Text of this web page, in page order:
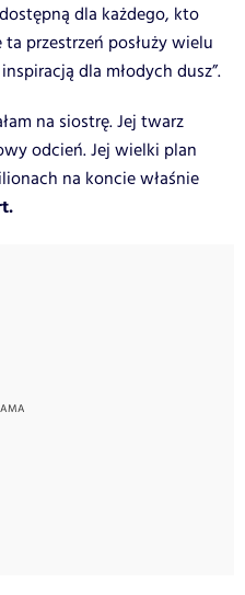
dla każdego, kto
przestrzeń posłuży wielu
dla młodych dusz”.
na siostrę. Jej twarz
odcień. Jej wielki plan
na koncie właśnie